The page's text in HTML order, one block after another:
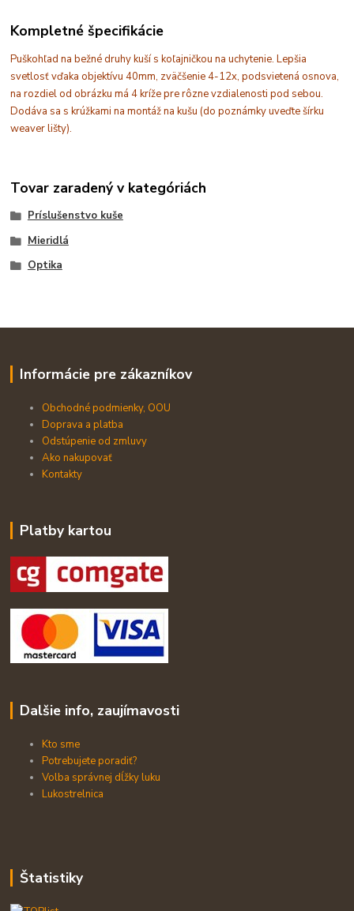
Kompletné špecifikácie
Puškohľad na bežné druhy kuší s koľajničkou na uchytenie. Lepšia
svetlosť vďaka objektívu 40mm, zväčšenie 4-12x, podsvietená osnova,
na rozdiel od obrázku má 4 kríže pre rôzne vzdialenosti pod sebou.
Dodáva sa s krúžkami na montáž na kušu (do poznámky uveďte šírku
weaver lišty).
Tovar zaradený v kategóriách
Príslušenstvo kuše
Mieridlá
Optika
Informácie pre zákazníkov
Obchodné podmienky, OOU
Doprava a platba
Odstúpenie od zmluvy
Ako nakupovať
Kontakty
Platby kartou
Dalšie info, zaujímavosti
Kto sme
Potrebujete poradiť?
Volba správnej dĺžky luku
Lukostrelnica
Štatistiky